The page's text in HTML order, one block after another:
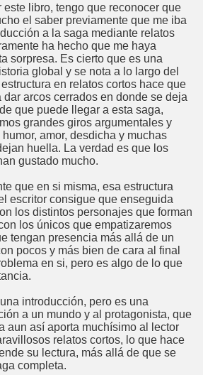
este libro, tengo que reconocer que
el saber previamente que me iba
a la saga mediante relatos
ha hecho que me haya
sorpresa. Es cierto que es una
global y se nota a lo largo del
en relatos cortos hace que
arcos cerrados en donde se deja
que puede llegar a esta saga,
grandes giros argumentales y
amor, desdicha y muchas
huella. La verdad es que los
gustado mucho.
que en si misma, esa estructura
escritor consigue que enseguida
los distintos personajes que forman
los únicos que empatizaremos
tengan presencia más allá de un
pocos y más bien de cara al final
en si, pero es algo de lo que
introducción, pero es una
a un mundo y al protagonista, que
aun así aporta muchísimo al lector
relatos cortos, lo que hace
su lectura, más allá de que se
completa.